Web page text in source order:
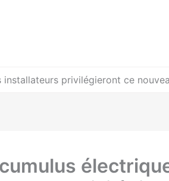
installateurs privilégieront ce